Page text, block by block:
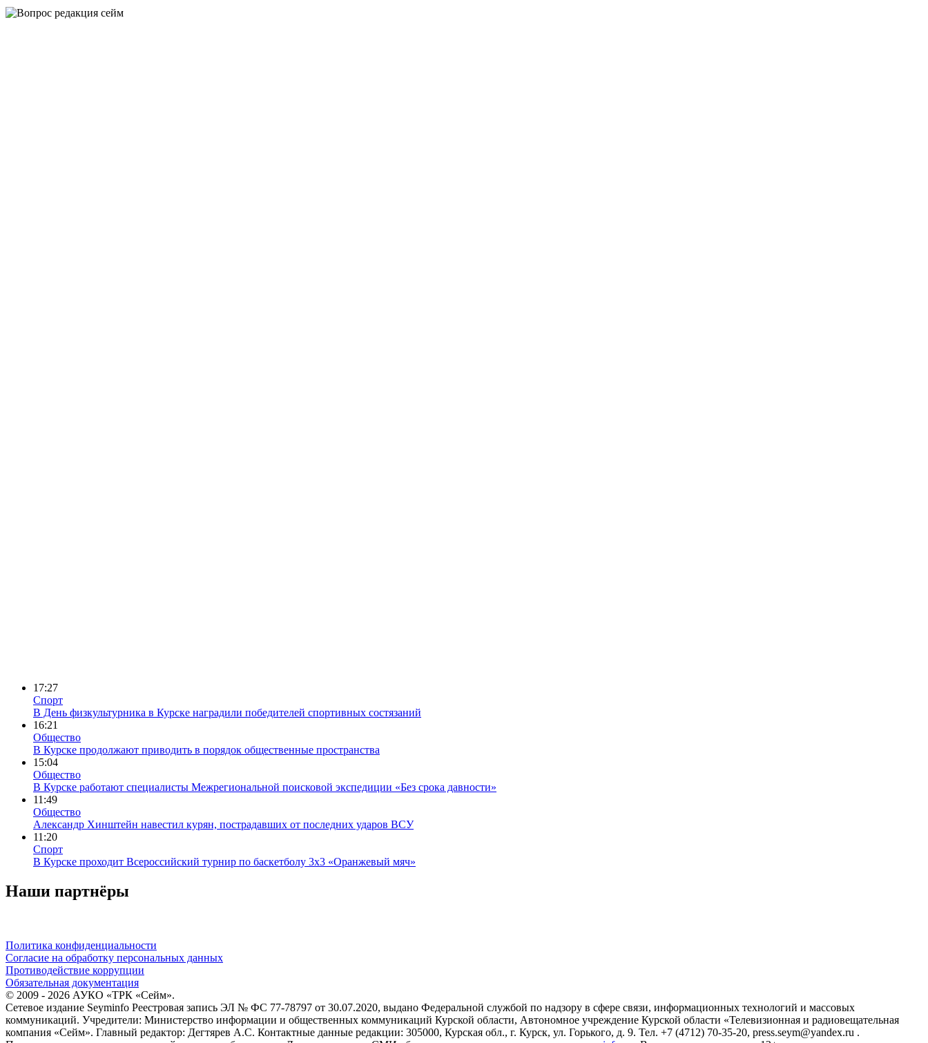
17:27
Спорт
В День физкультурника в Курске наградили победителей спортивных состязаний
16:21
Общество
В Курске продолжают приводить в порядок общественные пространства
15:04
Общество
В Курске работают специалисты Межрегиональной поисковой экспедиции «Без срока давности»
11:49
Общество
Александр Хинштейн навестил курян, пострадавших от последних ударов ВСУ
11:20
Спорт
В Курске проходит Всероссийский турнир по баскетболу 3х3 «Оранжевый мяч»
Наши партнёры
Политика конфиденциальности
Согласие на обработку персональных данных
Противодействие коррупции
Обязательная документация
© 2009 - 2026 АУКО «ТРК «Сейм».
Сетевое издание Seyminfo Реестровая запись ЭЛ № ФС 77-78797 от 30.07.2020, выдано Федеральной службой по надзору в сфере связи, информационных технологий и массовых
коммуникаций. Учредители: Министерство информации и общественных коммуникаций Курской области, Автономное учреждение Курской области «Телевизионная и радиовещательная
компания «Сейм». Главный редактор: Дегтярев А.С. Контактные данные редакции: 305000, Курская обл., г. Курск, ул. Горького, д. 9. Тел. +7 (4712) 70-35-20, press.seym@yandex.ru .